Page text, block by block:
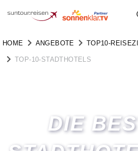
HOME ANGEBOTE TOP10-
TOP-10-STADTHOTELS
DIE